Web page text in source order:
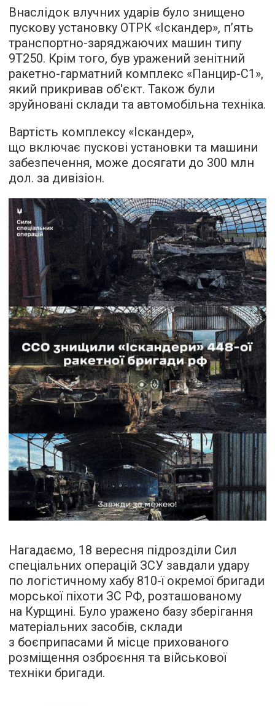
Внаслідок влучних ударів було знищено
пускову установку ОТРК «Іскандер», п’ять
транспортно-заряджаючих машин типу
9Т250. Крім того, був уражений зенітний
ракетно-гарматний комплекс «Панцир-С1»,
який прикривав об'єкт. Також були
зруйновані склади та автомобільна техніка.
Вартість комплексу «Іскандер»,
що включає пускові установки та машини
забезпечення, може досягати до 300 млн
дол. за дивізіон.
Нагадаємо, 18 вересня підрозділи Сил
спеціальних операцій ЗСУ завдали удару
по логістичному хабу 810-ї окремої бригади
морської піхоти ЗС РФ, розташованому
на Курщині. Було уражено базу зберігання
матеріальних засобів, склади
з боєприпасами й місце прихованого
розміщення озброєння та військової
техніки бригади.